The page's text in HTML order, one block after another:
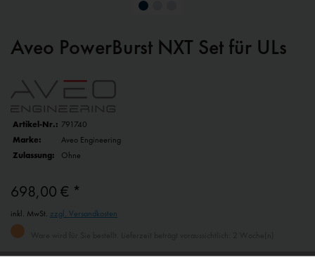
Aveo PowerBurst NXT Set für ULs
Artikel-Nr.: 791740
Marke:
Aveo Engineering
Zulassung:
Ohne
698,00 € *
inkl. MwSt. zzgl. Versandkosten